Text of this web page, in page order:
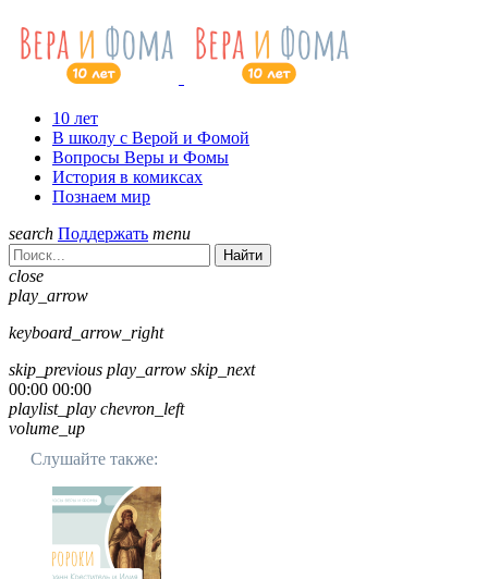
10 лет
В школу с Верой и Фомой
Вопросы Веры и Фомы
История в комиксах
Познаем мир
search Поддержать menu
Найти
close
play_arrow
keyboard_arrow_right
skip_previous play_arrow skip_next
00:00 00:00
playlist_play chevron_left
volume_up
Слушайте также: